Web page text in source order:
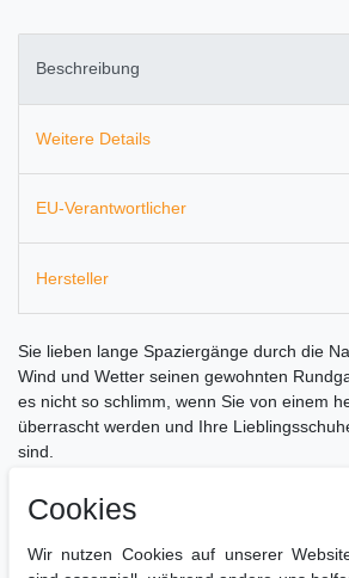
Beschreibung
Weitere Details
EU-Verantwortlicher
Hersteller
Sie lieben lange Spaziergänge durch die
Wind und Wetter seinen gewohnten
es nicht so schlimm, wenn Sie von einem
überrascht werden und Ihre
sind.
trockene, wohlig warme Schuhe oder
wieder trocken, an kalten Wintertagen
Cookies
Wir nutzen Cookies auf unserer